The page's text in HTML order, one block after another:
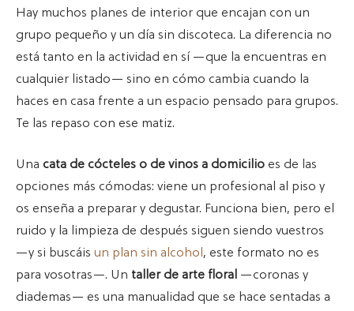
Hay muchos planes de interior que encajan con un
grupo pequeño y un día sin discoteca. La diferencia no
está tanto en la actividad en sí —que la encuentras en
cualquier listado— sino en cómo cambia cuando la
haces en casa frente a un espacio pensado para grupos.
Te las repaso con ese matiz.
Una cata de cócteles o de vinos a domicilio es de las
opciones más cómodas: viene un profesional al piso y
os enseña a preparar y degustar. Funciona bien, pero el
ruido y la limpieza de después siguen siendo vuestros
—y si buscáis un plan sin alcohol, este formato no es
para vosotras—. Un taller de arte floral —coronas y
diademas— es una manualidad que se hace sentadas a